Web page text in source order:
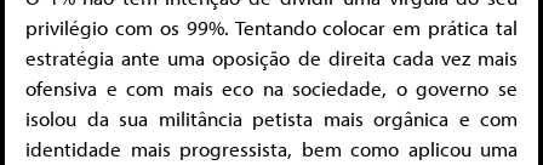
privilégio com os 99%. Tentando colocar em prática tal
estratégia ante uma oposição de direita cada vez mais
ofensiva e com mais eco na sociedade, o governo se
isolou da sua militância petista mais orgânica e com
identidade mais progressista, bem como aplicou uma